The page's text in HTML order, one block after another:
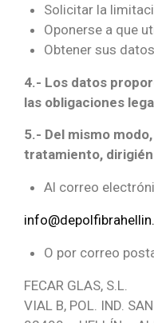
Solicitar la
Oponerse a que
Obtener sus
4.- Los datos
las obligaciones
5.- Del mismo
tratamiento,
Al correo
O por correo
FECAR GLAS, S.L.
VIAL B, POL. IND.